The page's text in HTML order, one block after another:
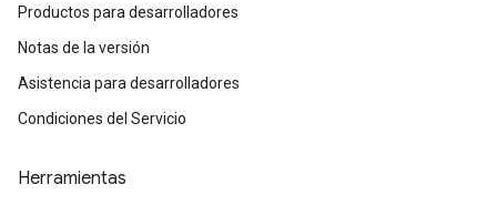
Productos para desarrolladores
Notas de la versión
Asistencia para desarrolladores
Condiciones del Servicio
Herramientas